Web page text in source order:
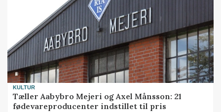
KULTUR
Tæller Aabybro Mejeri og Axel Månsson: 21
fødevareproducenter indstillet til pris